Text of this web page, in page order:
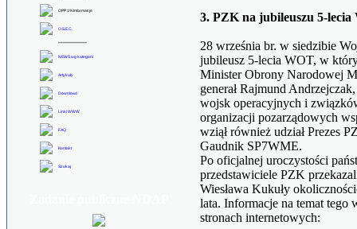
OPP 1% Informacje
O.S.E.C.
******************
NEWS wg kategorii
Artykuły
Download
Linki WWW
FAQ
Kontakt
Szukaj
3. PZK na jubileuszu 5-
28 września br. w siedzibie
jubileusz 5-lecia WOT, w
Minister Obrony Narodowej
generał Rajmund
wojsk operacyjnych i
organizacji pozarządowych
wziął również udział Prezes
Gaudnik SP7WME.
Po oficjalnej uroczystości
przedstawiciele PZK
Wiesława Kukuły
lata. Informacje na temat tego
stronach internetowych: